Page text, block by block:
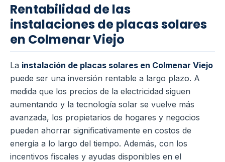
Rentabilidad de las
instalaciones de placas solares
en Colmenar Viejo
La instalación de placas solares en Colmenar Viejo
puede ser una inversión rentable a largo plazo. A
medida que los precios de la electricidad siguen
aumentando y la tecnología solar se vuelve más
avanzada, los propietarios de hogares y negocios
pueden ahorrar significativamente en costos de
energía a lo largo del tiempo. Además, con los
incentivos fiscales y ayudas disponibles en el